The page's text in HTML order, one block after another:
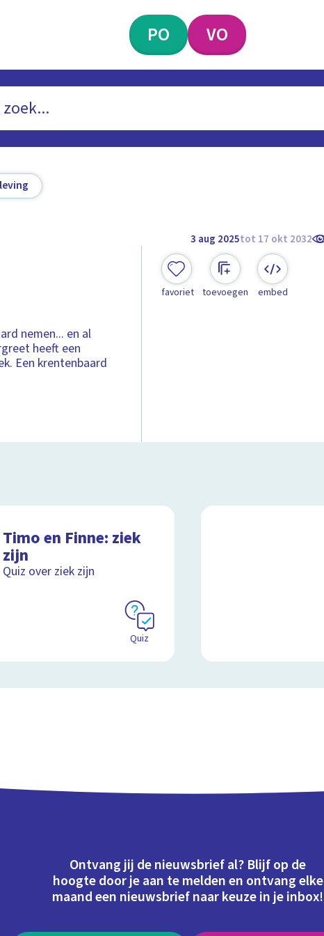
PO VO
3 aug 2025tot 17 okt 2032
nemen... en al
heeft een
Een krentenbaard
favoriet toevoegen embed
Timo en Finne: ziek
zijn
Quiz over ziek zijn
Quiz
Ontvang jij de nieuwsbrief al? Blijf op de
hoogte door je aan te melden en ontvang elke
maand een nieuwsbrief naar keuze in je inbox!